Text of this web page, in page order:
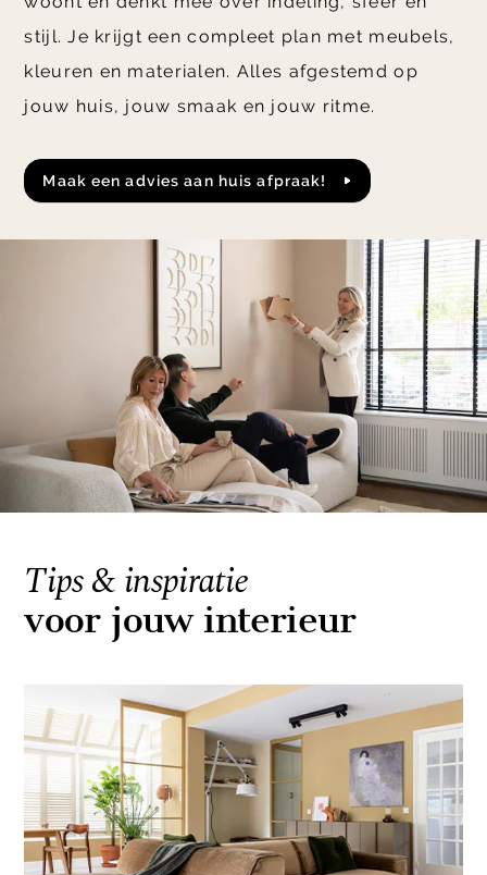
stijl. Je krijgt een compleet plan met meubels,
kleuren en materialen. Alles afgestemd op
jouw huis, jouw smaak en jouw ritme.
Maak een advies aan huis afpraak!
Tips & inspiratie
voor jouw interieur